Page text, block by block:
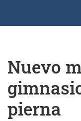
Nuevo
pierna